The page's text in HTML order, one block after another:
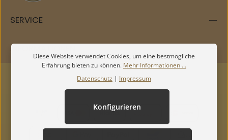
SERVICE
INFORMATIONEN
Diese Website verwendet Cookies, um eine bestmögliche
Erfahrung bieten zu können. Mehr Informationen ...
Datenschutz | Impressum
Konfigurieren